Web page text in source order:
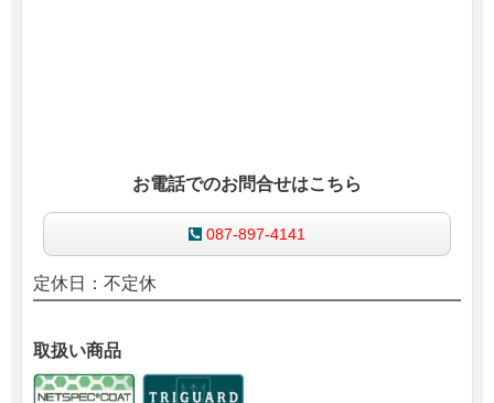
お電話でのお問合せはこちら
087-897-4141
定休日：不定休
取扱い商品